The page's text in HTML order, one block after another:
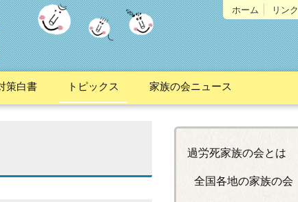
ホーム リンク
策白書 トピックス 家族の会ニュース
過労死家族の会とは
全国各地の家族の会